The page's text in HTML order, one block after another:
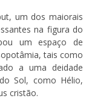
um dos maiorais
na figura do
um espaço de
tais como
a uma deidade
Sol, como Hélio,
cristão.